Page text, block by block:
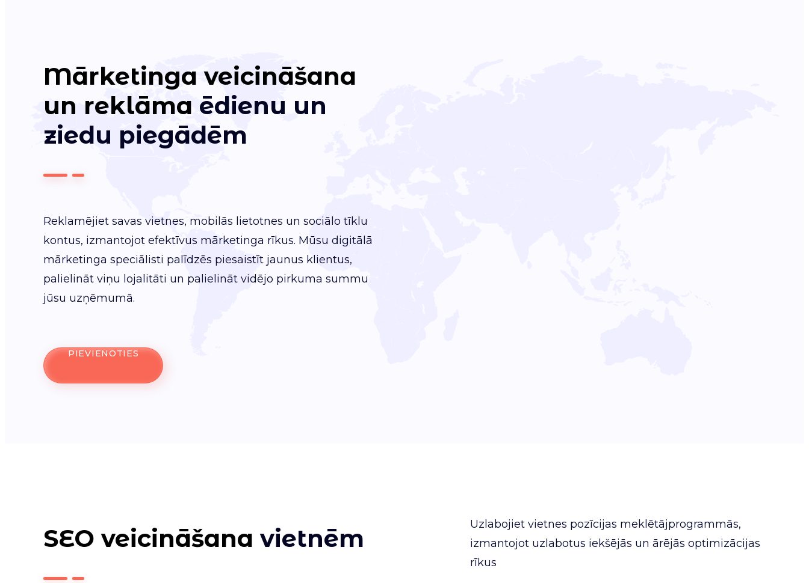
Mārketinga veicināšana
un reklāma ēdienu un
ziedu piegādēm
Reklamējiet savas vietnes, mobilās lietotnes un sociālo tīklu
kontus, izmantojot efektīvus mārketinga rīkus. Mūsu digitālā
mārketinga speciālisti palīdzēs piesaistīt jaunus klientus,
palielināt viņu lojalitāti un palielināt vidējo pirkuma summu
jūsu uzņēmumā.
PIEVIENOTIES
SEO veicināšana vietnēm
Uzlabojiet vietnes pozīcijas meklētājprogrammās,
izmantojot uzlabotus iekšējās un ārējās optimizācijas
rīkus